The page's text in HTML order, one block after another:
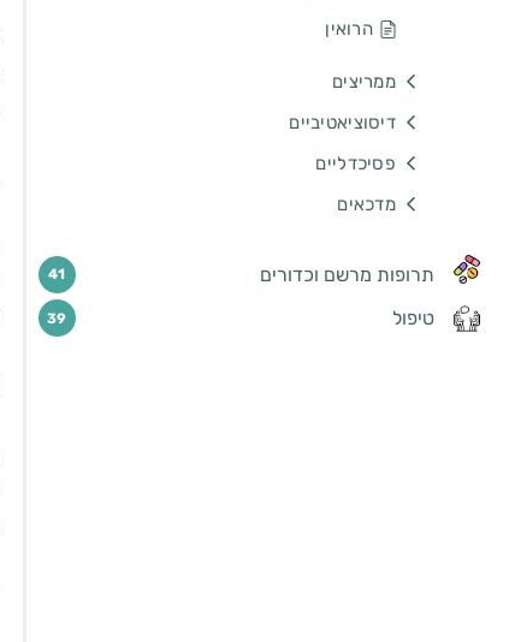
הרואין
ממריצים
דיסוציאטיביים
פסיכדליים
מדכאים
תרופות מרשם וכדורים 41
טיפול 39